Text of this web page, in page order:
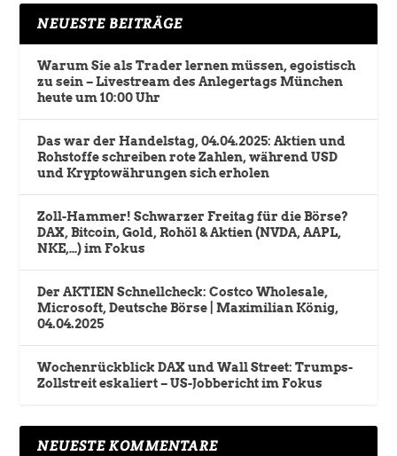
NEUESTE BEITRÄGE
Warum Sie als Trader lernen müssen, egoistisch
zu sein – Livestream des Anlegertags München
heute um 10:00 Uhr
Das war der Handelstag, 04.04.2025: Aktien und
Rohstoffe schreiben rote Zahlen, während USD
und Kryptowährungen sich erholen
Zoll-Hammer! Schwarzer Freitag für die Börse?
DAX, Bitcoin, Gold, Rohöl & Aktien (NVDA, AAPL,
NKE,…) im Fokus
Der AKTIEN Schnellcheck: Costco Wholesale,
Microsoft, Deutsche Börse | Maximilian König,
04.04.2025
Wochenrückblick DAX und Wall Street: Trumps-
Zollstreit eskaliert – US-Jobbericht im Fokus
NEUESTE KOMMENTARE